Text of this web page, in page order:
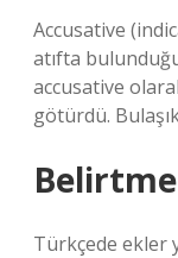
Accusative
atıfta
accusative
götürdü.
Türkçede ekler